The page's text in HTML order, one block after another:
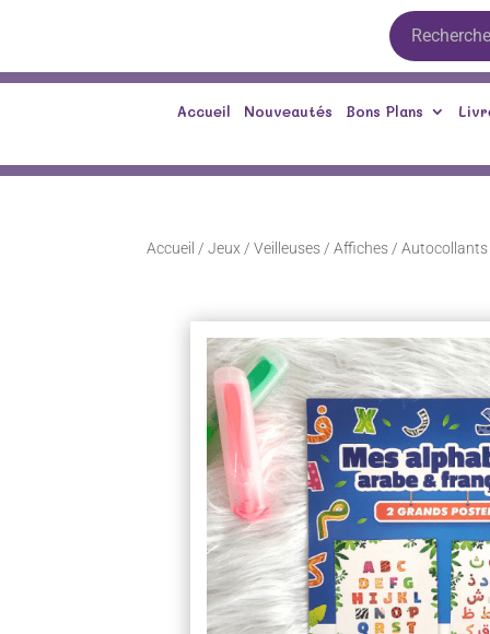
Accueil Nouveautés Bons Plans
Accueil /Jeux / Veilleuses / Affiches /